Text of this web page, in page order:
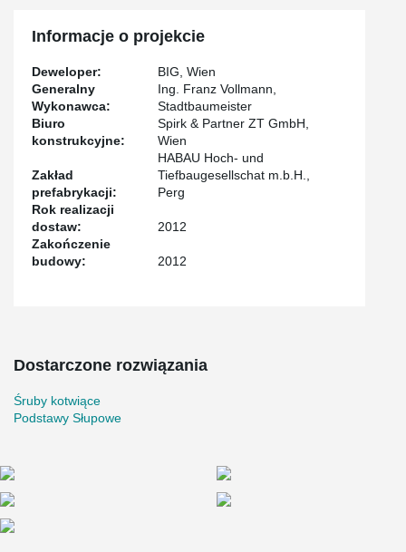
Informacje o projekcie
Deweloper:
BIG, Wien
Generalny
Wykonawca:
Ing. Franz Vollmann,
Stadtbaumeister
Biuro
konstrukcyjne:
Spirk & Partner ZT GmbH,
Wien
Zakład
prefabrykacji:
HABAU Hoch- und
Tiefbaugesellschat m.b.H.,
Perg
Rok realizacji
dostaw:
2012
Zakończenie
budowy:
2012
Dostarczone rozwiązania
Śruby kotwiące
Podstawy Słupowe